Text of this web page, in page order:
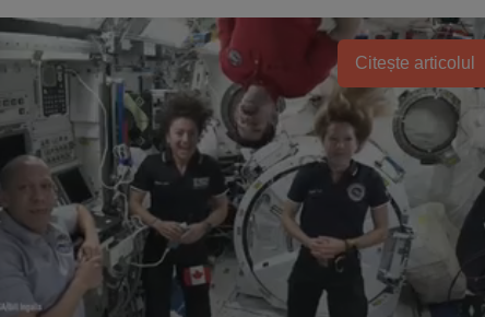
Citește articolul